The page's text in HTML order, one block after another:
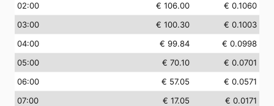
02:00 € 106.00
€ 0.1060
03:00 € 100.30
€ 0.1003
04:00 € 99.84
€ 0.0998
05:00 € 70.10
€ 0.0701
06:00 € 57.05
€ 0.0571
07:00 € 17.05
€ 0.0171